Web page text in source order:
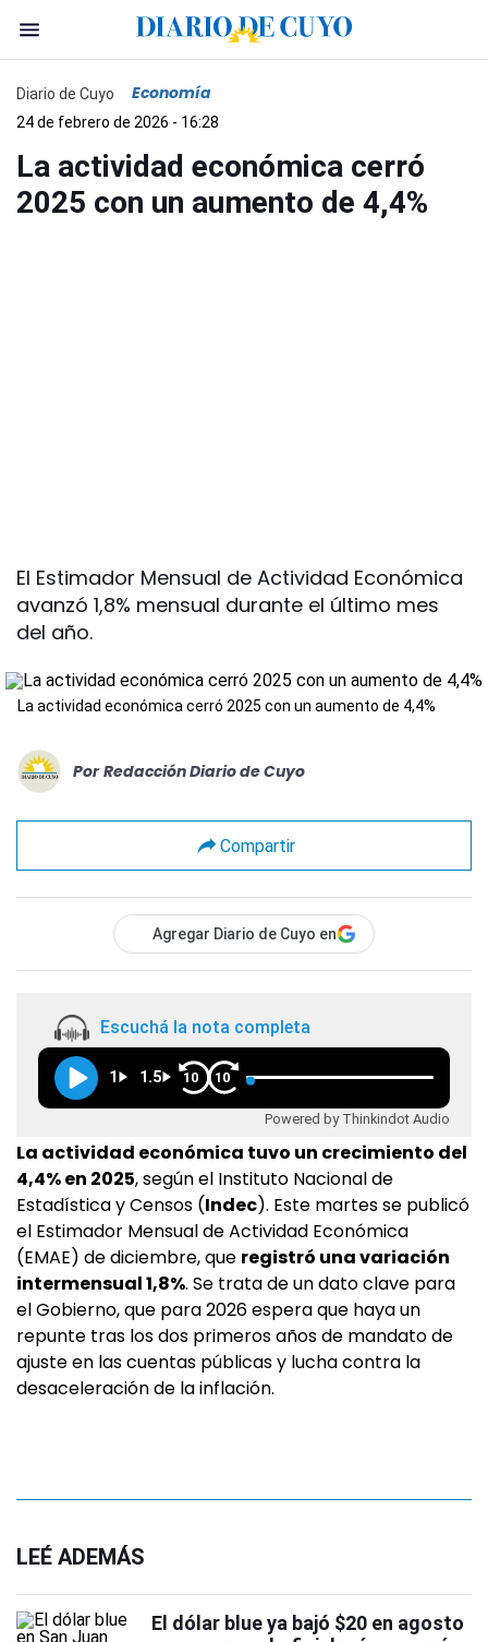
Diario de Cuyo Economía
24 de febrero de 2026 - 16:28
La actividad económica cerró
2025 con un aumento de 4,4%
El Estimador Mensual de Actividad Económica
avanzó 1,8% mensual durante el último mes
del año.
La actividad económica cerró 2025 con un aumento de 4,4%
Por Redacción Diario de Cuyo
Compartir
Agregar Diario de Cuyo en
Escuchá la nota completa
1 1.5 10 10
Powered by Thinkindot Audio
La actividad económica tuvo un crecimiento del
4,4% en 2025, según el Instituto Nacional de
Estadística y Censos (Indec). Este martes se publicó
el Estimador Mensual de Actividad Económica
(EMAE) de diciembre, que registró una variación
intermensual 1,8%. Se trata de un dato clave para
el Gobierno, que para 2026 espera que haya un
repunte tras los dos primeros años de mandato de
ajuste en las cuentas públicas y lucha contra la
desaceleración de la inflación.
LEÉ ADEMÁS
El dólar blue ya bajó $20 en agosto